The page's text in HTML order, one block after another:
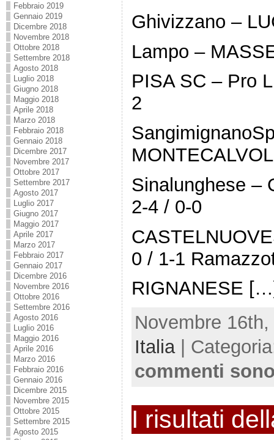
Febbraio 2019
Gennaio 2019
Dicembre 2018
Novembre 2018
Ottobre 2018
Settembre 2018
Agosto 2018
Luglio 2018
Giugno 2018
Maggio 2018
Aprile 2018
Marzo 2018
Febbraio 2018
Gennaio 2018
Dicembre 2017
Novembre 2017
Ottobre 2017
Settembre 2017
Agosto 2017
Luglio 2017
Giugno 2017
Maggio 2017
Aprile 2017
Marzo 2017
Febbraio 2017
Gennaio 2017
Dicembre 2016
Novembre 2016
Ottobre 2016
Settembre 2016
Agosto 2016
Luglio 2016
Maggio 2016
Aprile 2016
Marzo 2016
Febbraio 2016
Gennaio 2016
Dicembre 2015
Novembre 2015
Ottobre 2015
Settembre 2015
Agosto 2015
Ghivizzano –
Lampo –
PISA SC – Pro
2
Sinalunghese –
2-4 / 0-0
0 / 1-1
RIGNANESE
Novembre
Italia|
commenti
I risultati